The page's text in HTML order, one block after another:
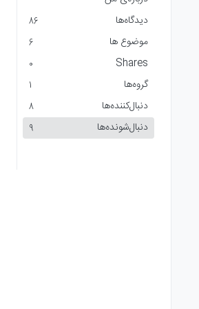
دیدگاه‌ها
86
موضوع ها 6
Shares
0
گروه‌ها 1
دنبال‌کننده‌ها 8
دنبال‌شونده‌ها 9